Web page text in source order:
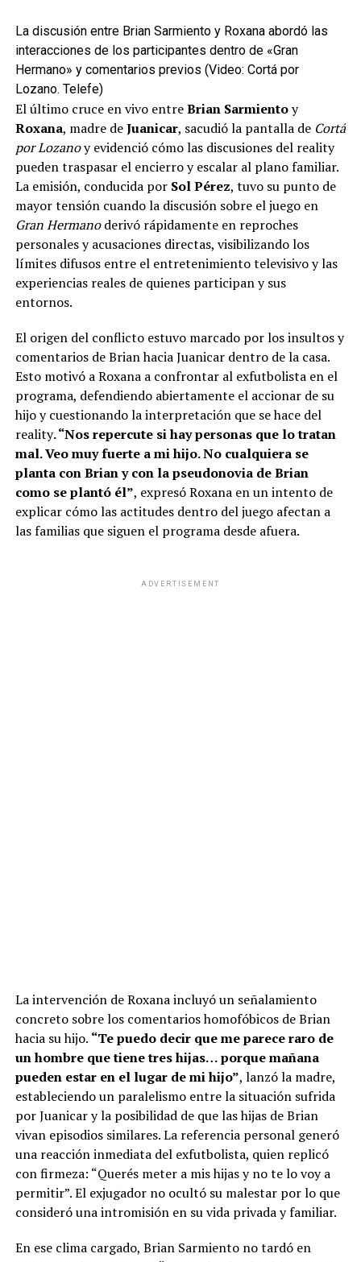
La discusión entre Brian Sarmiento y Roxana abordó las
interacciones de los participantes dentro de «Gran
Hermano» y comentarios previos (Video: Cortá por
Lozano. Telefe)
El último cruce en vivo entreBrian Sarmientoy
Roxana, madre deJuanicar, sacudió la pantalla de Cortá
por Lozanoy evidenció cómo las discusiones del reality
pueden traspasar el encierro y escalar al plano familiar.
La emisión, conducida por Sol Pérez, tuvo su punto de
mayor tensión cuando la discusión sobre el juego en
Gran Hermanoderivó rápidamente en reproches
personales y acusaciones directas, visibilizando los
límites difusos entre el entretenimiento televisivo y las
experiencias reales de quienes participan y sus
entornos.
El origen del conflicto estuvo marcado por los insultos y
comentarios de Brian hacia Juanicar dentro de la casa.
Esto motivó a Roxana a confrontar al exfutbolista en el
programa, defendiendo abiertamente el accionar de su
hijo y cuestionando la interpretación que se hace del
reality. “Nos repercute si hay personas que lo tratan
mal. Veo muy fuerte a mi hijo. No cualquiera se
planta con Brian y con la pseudonovia de Brian
como se plantó él”, expresó Roxana en un intento de
explicar cómo las actitudes dentro del juego afectan a
las familias que siguen el programa desde afuera.
ADVERTISEMENT
La intervención de Roxana incluyó un señalamiento
concreto sobre los comentarios homofóbicos de Brian
hacia su hijo. “Te puedo decir que me parece raro de
un hombre que tiene tres hijas… porque mañana
pueden estar en el lugar de mi hijo”, lanzó la madre,
estableciendo un paralelismo entre la situación sufrida
por Juanicar y la posibilidad de que las hijas de Brian
vivan episodios similares. La referencia personal generó
una reacción inmediata del exfutbolista, quien replicó
con firmeza: “Querés meter a mis hijas y no te lo voy a
permitir”. El exjugador no ocultó su malestar por lo que
consideró una intromisión en su vida privada y familiar.
En ese clima cargado, Brian Sarmiento no tardó en